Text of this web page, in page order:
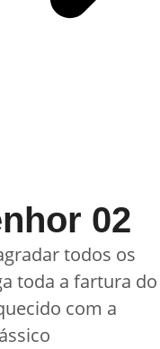
02
todos os
toda a fartura do
com a